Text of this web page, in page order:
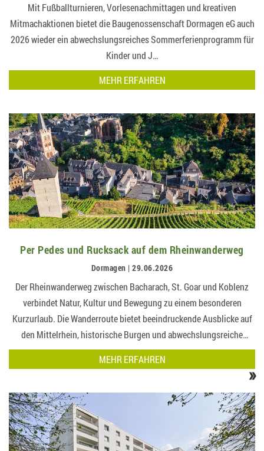
Mit Fußballturnieren, Vorlesenachmittagen und kreativen
Mitmachaktionen bietet die Baugenossenschaft Dormagen eG auch
2026 wieder ein abwechslungsreiches Sommerferienprogramm für
Kinder und J…
MEHR ERFAHREN
Per Pedes und Rucksack auf dem Rheinwanderweg
Dormagen | 29.06.2026
Der Rheinwanderweg zwischen Bacharach, St. Goar und Koblenz
verbindet Natur, Kultur und Bewegung zu einem besonderen
Kurzurlaub. Die Wanderroute bietet beeindruckende Ausblicke auf
den Mittelrhein, historische Burgen und abwechslungsreiche
Etappen für Wanderfreunde und…
MEHR ERFAHREN
»